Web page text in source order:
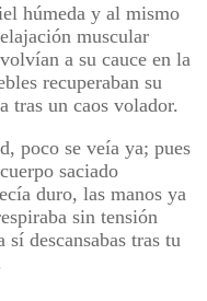
húmeda y al mismo
muscular
a su cauce en la
recuperaban su
tras un caos volador.
poco se veía ya; pues
saciado
duro, las manos ya
sin tensión
sí descansabas tras tu